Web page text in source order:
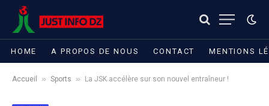
HOME A PROPOS DE NOUS CONTACT MENTIONS
Accueil » Sports » La JSK accélère sur son nouvel entraîneur !